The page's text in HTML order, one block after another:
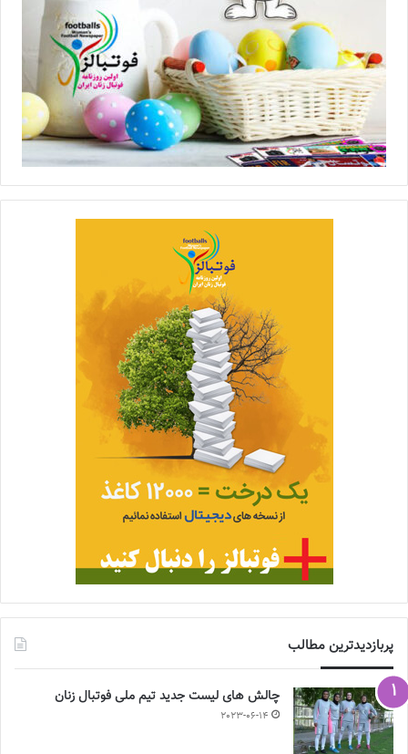
پربازدیدترین مطالب
چالش هاى ليست جدید تيم ملى فوتبال زنان
2023-06-14